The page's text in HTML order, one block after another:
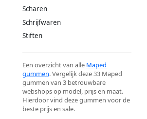
Scharen
Schrijfwaren
Stiften
Een overzicht van alle Maped
gummen. Vergelijk deze 33 Maped
gummen van 3 betrouwbare
webshops op model, prijs en maat.
Hierdoor vind deze gummen voor de
beste prijs en sale.